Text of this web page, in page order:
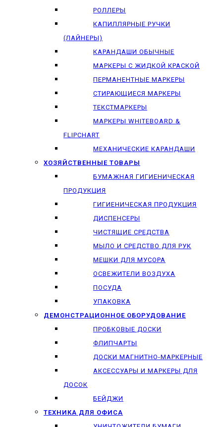
РОЛЛЕРЫ
КАПИЛЛЯРНЫЕ РУЧКИ
(ЛАЙНЕРЫ)
КАРАНДАШИ ОБЫЧНЫЕ
МАРКЕРЫ C ЖИДКОЙ КРАСКОЙ
ПЕРМАНЕНТНЫЕ МАРКЕРЫ
СТИРАЮЩИЕСЯ МАРКЕРЫ
ТЕКСТМАРКЕРЫ
МАРКЕРЫ WHITEBOARD &
FLIPCHART
МЕХАНИЧЕСКИЕ КАРАНДАШИ
ХОЗЯЙСТВЕННЫЕ ТОВАРЫ
БУМАЖНАЯ ГИГИЕНИЧЕСКАЯ
ПРОДУКЦИЯ
ГИГИЕНИЧЕСКАЯ ПРОДУКЦИЯ
ДИСПЕНСЕРЫ
ЧИСТЯЩИЕ СРЕДСТВА
МЫЛО И СРЕДСТВО ДЛЯ РУК
МЕШКИ ДЛЯ МУСОРА
ОСВЕЖИТЕЛИ ВОЗДУХА
ПОСУДА
УПАКОВКА
ДЕМОНСТРАЦИОННОЕ ОБОРУДОВАНИЕ
ПРОБКОВЫЕ ДОСКИ
ФЛИПЧАРТЫ
ДОСКИ МАГНИТНО-МАРКЕРНЫЕ
АКСЕССУАРЫ И МАРКЕРЫ ДЛЯ
ДОСОК
БЕЙДЖИ
ТЕХНИКА ДЛЯ ОФИСА